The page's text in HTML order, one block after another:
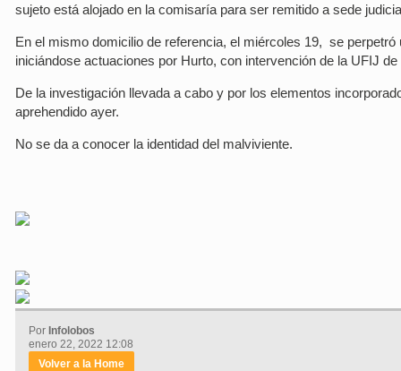
sujeto está alojado en la comisaría para ser remitido a sede
En el mismo domicilio de referencia, el miércoles 19, se
iniciándose actuaciones por Hurto, con intervención de la UFIJ de
De la investigación llevada a cabo y por los elementos
aprehendido ayer.
No se da a conocer la identidad del malviviente.
Por Infolobos
enero 22, 2022 12:08
Volver a la Home